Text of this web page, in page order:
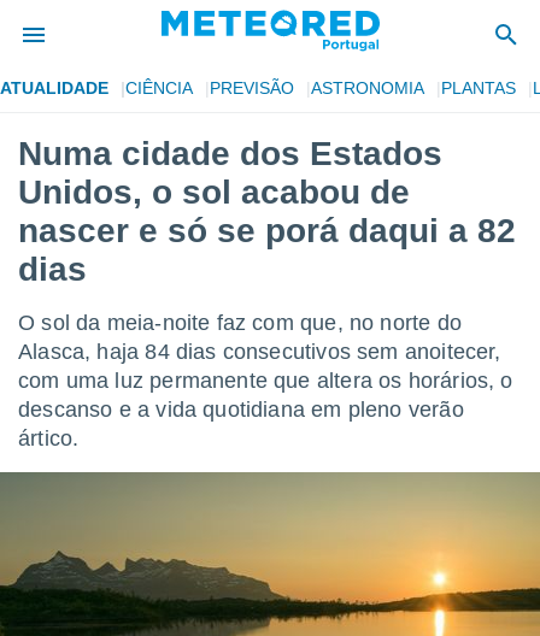
da
foi
para
as
fornecidas
a este
das
e
forma
recolhidas
ou
ATUALIDADE CIÊNCIA PREVISÃO ASTRONOMIA PLANTAS
Numa cidade dos Estados
Unidos, o sol acabou de
nascer e só se porá daqui a 82
dias
O sol da meia-noite faz com que, no norte do
Alasca, haja 84 dias consecutivos sem anoitecer,
com uma luz permanente que altera os horários, o
descanso e a vida quotidiana em pleno verão
ártico.